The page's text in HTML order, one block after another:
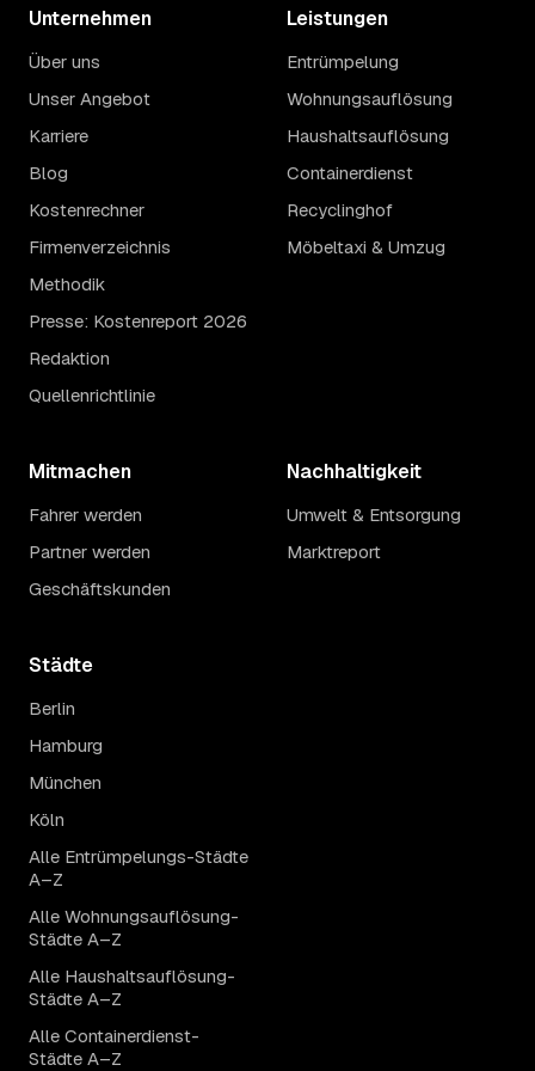
Unternehmen
Über uns
Unser Angebot
Karriere
Blog
Kostenrechner
Firmenverzeichnis
Methodik
Presse: Kostenreport 2026
Redaktion
Quellenrichtlinie
Leistungen
Entrümpelung
Wohnungsauflösung
Haushaltsauflösung
Containerdienst
Recyclinghof
Möbeltaxi & Umzug
Mitmachen
Fahrer werden
Partner werden
Geschäftskunden
Nachhaltigkeit
Umwelt & Entsorgung
Marktreport
Städte
Berlin
Hamburg
München
Köln
Alle Entrümpelungs-Städte
A–Z
Alle Wohnungsauflösung-
Städte A–Z
Alle Haushaltsauflösung-
Städte A–Z
Alle Containerdienst-
Städte A–Z